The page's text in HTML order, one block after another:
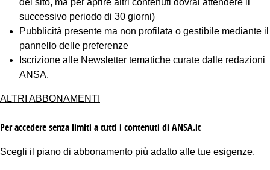
del sito, ma per aprire altri contenuti dovrai attendere il
successivo periodo di 30 giorni)
Pubblicità presente ma non profilata o gestibile mediante il
pannello delle preferenze
Iscrizione alle Newsletter tematiche curate dalle redazioni
ANSA.
ALTRI ABBONAMENTI
Per accedere senza limiti a tutti i contenuti di ANSA.it
Scegli il piano di abbonamento più adatto alle tue esigenze.